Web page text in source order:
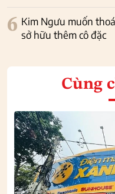
6 Kim Ngưu muốn
sở hữu thêm cô đặc
Cùng